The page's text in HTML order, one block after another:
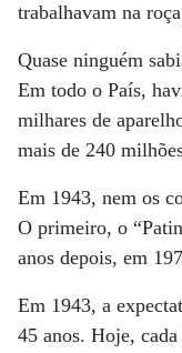
trabalhavam na
Quase ninguém
Em todo o País,
milhares de
mais de 240
Em 1943, nem os
O primeiro, o
anos depois, em
Em 1943, a
45 anos. Hoje,